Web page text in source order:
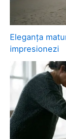
Eleganța
impresionezi